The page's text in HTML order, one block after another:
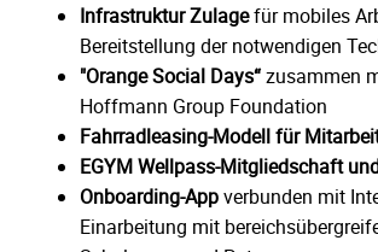
Infrastruktur Zulagefür mobiles
Bereitstellung der notwendigen
"Orange Social Days“zusammen
Hoffmann Group Foundation
Fahrradleasing-Modell für
EGYM Wellpass-Mitgliedschaft
Onboarding-Appverbunden mit
Einarbeitung mit